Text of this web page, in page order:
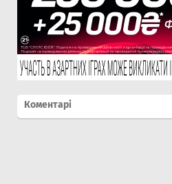
Коментарі